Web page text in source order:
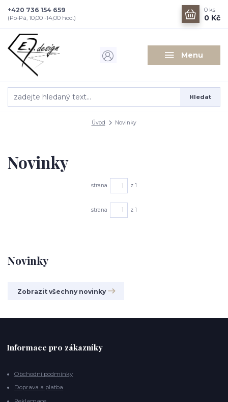
Menu
Hledat
+420 736 154 659
(Po-Pá, 10,00 -14,00 hod.)
0 ks
0 Kč
Úvod Novinky
Novinky
Zobrazit všechny novinky
Novinky
strana z 1
strana z 1
Informace pro zákazníky
Obchodní podmínky
Doprava a platba